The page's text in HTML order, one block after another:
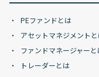
PEファンドとは
アセットマネジメント
ファンドマネージャーと
トレーダーとは